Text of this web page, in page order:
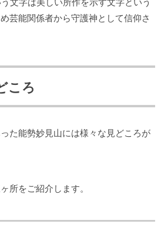
芸能関係者から守護神として信仰さ
ころ
た能勢妙見山には様々な見どころが
所をご紹介します。